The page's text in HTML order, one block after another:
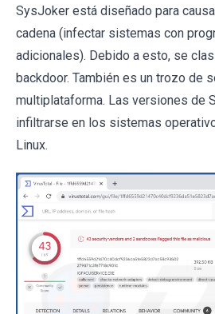
SysJoker está diseñado para
cadena (infectar sistemas con
adicionales). Debido a esto, se
backdoor. También es un trozo de
multiplataforma. Las versiones de
infiltrarse en los sistemas
Linux.